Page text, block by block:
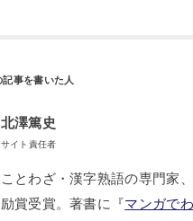
北澤篤史
サイト責任者
ことわざ・漢字熟語の専門家
励賞受賞。著書に『マンガで